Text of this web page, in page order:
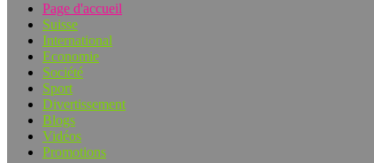
Page d'accueil
Suisse
International
Economie
Société
Sport
Divertissement
Blogs
Vidéos
Promotions